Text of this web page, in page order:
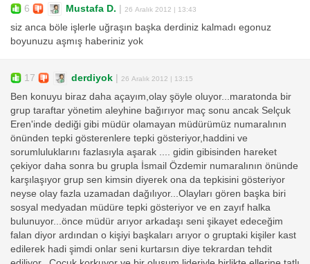
6 Mustafa D. | 26 Aralık 2012 | 13:43
siz anca böle işlerle uğraşın başka derdiniz kalmadı egonuz
boyunuzu aşmış haberiniz yok
17 derdiyok | 26 Aralık 2012 | 13:15
Ben konuyu biraz daha açayım,olay şöyle oluyor...maratonda bir
grup taraftar yönetim aleyhine bağırıyor maç sonu ancak Selçuk
Eren'inde dediği gibi müdür olamayan müdürümüz numaralının
önünden tepki gösterenlere tepki gösteriyor,haddini ve
sorumluluklarını fazlasıyla aşarak .... gidin gibisinden hareket
çekiyor daha sonra bu grupla İsmail Özdemir numaralının önünde
karşılaşıyor grup sen kimsin diyerek ona da tepkisini gösteriyor
neyse olay fazla uzamadan dağılıyor...Olayları gören başka biri
sosyal medyadan müdüre tepki gösteriyor ve en zayıf halka
bulunuyor...önce müdür arıyor arkadaşı seni şikayet edeceğim
falan diyor ardından o kişiyi başkaları arıyor o gruptaki kişiler kast
edilerek hadi şimdi onlar seni kurtarsın diye tekrardan tehdit